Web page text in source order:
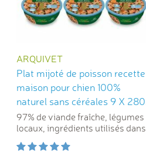
ARQUIVET
Plat mijoté de poisson recette
maison pour chien 100%
naturel sans céréales 9 X 280
g Arquivet
97% de viande fraîche, légumes
locaux, ingrédients utilisés dans